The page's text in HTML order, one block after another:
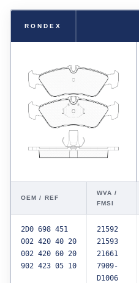
RONDEX
OEM / REF
WVA /
FMSI
2D0 698 451
002 420 40 20
002 420 60 20
902 423 05 10
21592
21593
21661
7909-
D1006